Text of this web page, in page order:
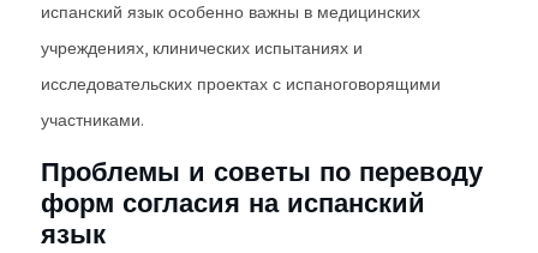
испанский язык особенно важны в медицинских
учреждениях, клинических испытаниях и
исследовательских проектах с испаноговорящими
участниками.
Проблемы и советы по переводу
форм согласия на испанский
язык